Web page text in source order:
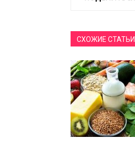
СХОЖИЕ СТАТЬИ